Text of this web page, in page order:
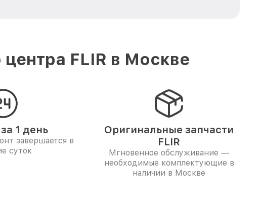
FLIR в Москве
1 день
завершается в
суток
Оригинальные запчасти
FLIR
Мгновенное обслуживание —
необходимые комплектующие в
наличии в Москве